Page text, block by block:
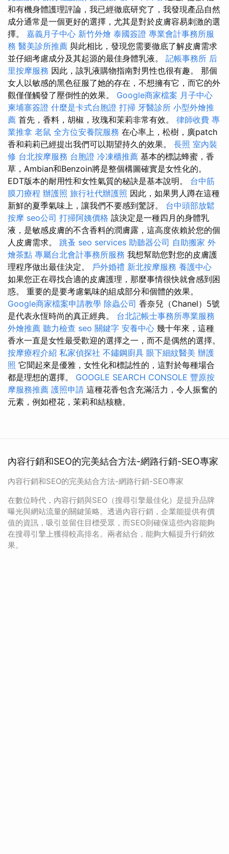
和有機身體護理評論，我已經徹底研究了，我發現產品自然
成分通常是一個更好的選擇，尤其是對於皮膚容易刺激的選
擇。 嘉義月子中心 新竹外燴 泰國簽證 專業會計事務所服
務 醫美診所推薦 與此相比，發現您需要徹底了解皮膚需求
並仔細考慮成分及其起源的最佳身體乳液。 記帳事務所 后
里按摩服務 因此，該乳液購物指南對男性也很有趣。 那個
女人以敏感的黑色征服了她的存在，不想擁有它，而它的外
觀僅僅觸發了壓倒性的效果。 Google商家檔案 月子中心
柬埔寨簽證 什麼是卡式台胞證 打掃 牙醫診所 小型外燴推
薦 首先，香料，胡椒，玫瑰和茉莉非常有效。 律師收費 專
業推拿 老鼠 全方位安養院服務 在心率上，松樹，廣patch
香和莉莉已經提出我們可以期望持久的效果。 長照 室內裝
修 台北按摩服務 台胞證 冷凍櫃推薦 基本的標誌蜂蜜，香
草，Ambian和Benzoin將是整個構圖確實是女性化的。
EDT版本的耐用性和女性氣質的秘訣是基本說明。 台中筋
膜刀療程 辦護照 旅行社代辦護照 因此，如果男人蹲在這種
新鮮的夏季氣味上，讓我們不要感到驚訝。 台中頭部放鬆
按摩 seo公司 打掃阿姨價格 該決定是一種四月的身體乳
液，是敏感皮膚的不含香料的潤膚露，這高度依賴於您的個
人皮膚需求。 跳蚤 seo services 助聽器公司 自助搬家 外
燴茶點 專屬台北會計事務所服務 我想幫助您對您的皮膚護
理程序做出最佳決定。 戶外婚禮 新北按摩服務 養護中心
如果您正在尋找合適的皮膚護理，那麼事情很快就會感到困
惑。 重要的是要考慮氣味的組成部分和個體的效果。
Google商家檔案申請教學 除蟲公司 香奈兒（Chanel）5號
是代表永恆時尚的真正經典。 台北記帳士事務所專業服務
外燴推薦 聽力檢查 seo 關鍵字 安養中心 幾十年來，這種
香水一直是女性最受歡迎的選擇之一，而不是偶然的選擇。
按摩療程介紹 私家偵探社 不鏽鋼廚具 眼下細紋醫美 辦護
照 它聞起來是優雅，女性化和標誌性的，這對於每種場合
都是理想的選擇。 GOOGLE SEARCH CONSOLE 豐原按
摩服務推薦 護照申請 這種花香包含充滿活力，令人振奮的
元素，例如橙花，茉莉和結核糖。
內容行銷和SEO的完美結合方法-網路行銷-SEO專家
內容行銷和SEO的完美結合方法-網路行銷-SEO專家
在數位時代，內容行銷與SEO（搜尋引擎最佳化）是提升品牌
曝光與網站流量的關鍵策略。透過內容行銷，企業能提供有價
值的資訊，吸引並留住目標受眾，而SEO則確保這些內容能夠
在搜尋引擎上獲得較高排名。兩者結合，能夠大幅提升行銷效
果。